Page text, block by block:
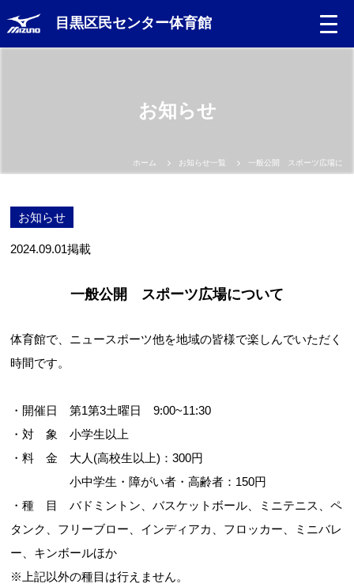
目黒区民センター体育館
日本語
English
お問合せフォーム
目黒区 施設予約システム
お知らせ
ホーム お知らせ一覧 一般公開 スポーツ広場につ
お知らせ
2024.09.01掲載
一般公開 スポーツ広場について
体育館で、ニュースポーツ他を地域の皆様で楽しんでいただく
時間です。
・開催日 第1第3土曜日 9:00~11:30
・対 象 小学生以上
・料 金 大人(高校生以上)：300円
小中学生・障がい者・高齢者：150円
・種 目 バドミントン、バスケットボール、ミニテニス、ペ
タンク、フリーブロー、インディアカ、フロッカー、ミニバレ
ー、キンボールほか
※上記以外の種目は行えません。